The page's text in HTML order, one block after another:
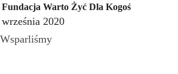
Fundacja Warto Żyć Dla Kogoś
2020
Wsparliśmy